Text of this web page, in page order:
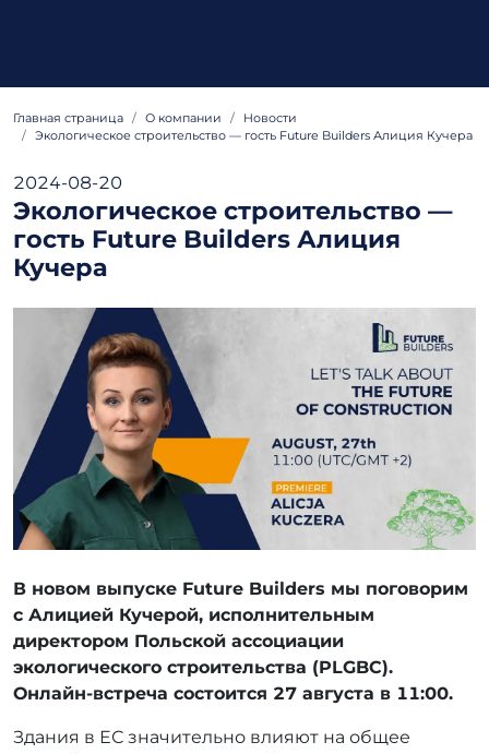
Главная страница О компании
Hовости
Экологическое строительство — гость Future Builders Алиция Кучера
2024-08-20
Экологическое строительство —
гость Future Builders Алиция
Кучера
В новом выпуске Future Builders мы поговорим
с Алицией Кучерой, исполнительным
директором Польской ассоциации
экологического строительства (PLGBC).
Онлайн-встреча состоится 27 августа в 11:00.
Здания в ЕС значительно влияют на общее